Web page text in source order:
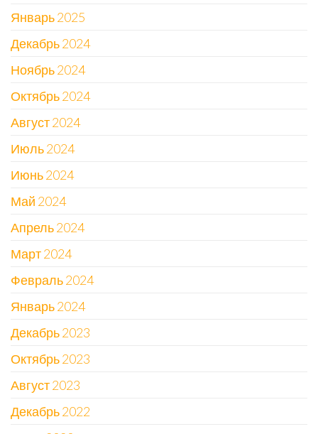
Январь 2025
Декабрь 2024
Ноябрь 2024
Октябрь 2024
Август 2024
Июль 2024
Июнь 2024
Май 2024
Апрель 2024
Март 2024
Февраль 2024
Январь 2024
Декабрь 2023
Октябрь 2023
Август 2023
Декабрь 2022